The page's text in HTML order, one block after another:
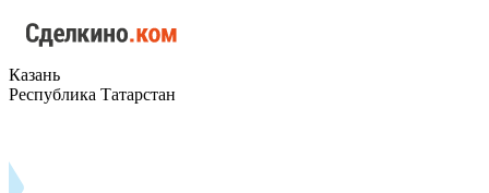
Казань
Республика Татарстан